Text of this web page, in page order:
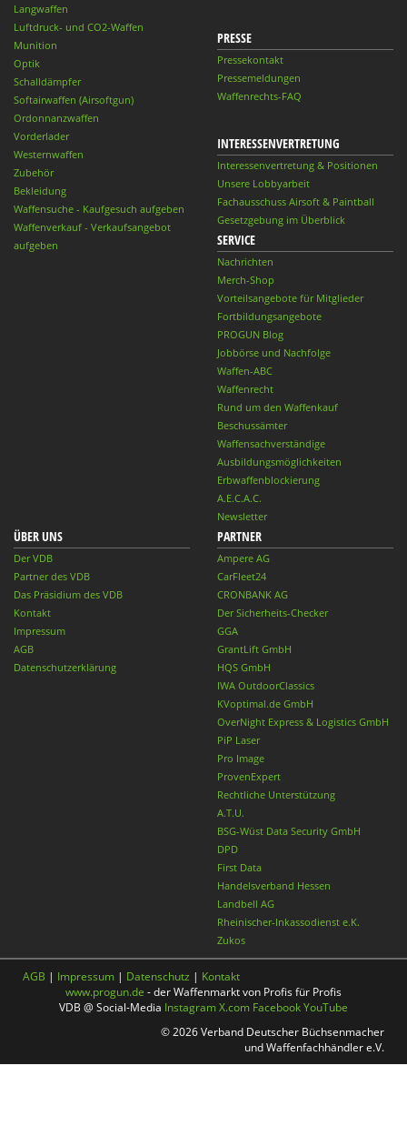
Langwaffen
Luftdruck- und CO2-Waffen
Munition
Optik
Schalldämpfer
Softairwaffen (Airsoftgun)
Ordonnanzwaffen
Vorderlader
Westernwaffen
Zubehör
Bekleidung
Waffensuche - Kaufgesuch aufgeben
Waffenverkauf - Verkaufsangebot
aufgeben
PRESSE
Pressekontakt
Pressemeldungen
Waffenrechts-FAQ
INTERESSENVERTRETUNG
Interessenvertretung & Positionen
Unsere Lobbyarbeit
Fachausschuss Airsoft & Paintball
Gesetzgebung im Überblick
SERVICE
Nachrichten
Merch-Shop
Vorteilsangebote für Mitglieder
Fortbildungsangebote
PROGUN Blog
Jobbörse und Nachfolge
Waffen-ABC
Waffenrecht
Rund um den Waffenkauf
Beschussämter
Waffensachverständige
Ausbildungsmöglichkeiten
Erbwaffenblockierung
A.E.C.A.C.
Newsletter
ÜBER UNS
Der VDB
Partner des VDB
Das Präsidium des VDB
Kontakt
Impressum
AGB
Datenschutzerklärung
PARTNER
Ampere AG
CarFleet24
CRONBANK AG
Der Sicherheits-Checker
GGA
GrantLift GmbH
HQS GmbH
IWA OutdoorClassics
KVoptimal.de GmbH
OverNight Express & Logistics GmbH
PiP Laser
Pro Image
ProvenExpert
Rechtliche Unterstützung
A.T.U.
BSG-Wüst Data Security GmbH
DPD
First Data
Handelsverband Hessen
Landbell AG
Rheinischer-Inkassodienst e.K.
Zukos
AGB | Impressum | Datenschutz | Kontakt
www.progun.de - der Waffenmarkt von Profis für Profis
VDB @ Social-Media InstagramX.com FacebookYouTube
© 2026 Verband Deutscher Büchsenmacher
und Waffenfachhändler e.V.